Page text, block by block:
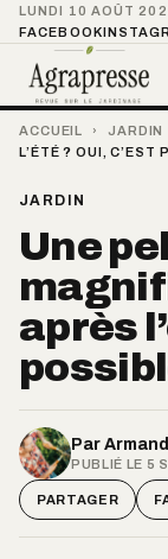
LUNDI 10 AOÛT
FACEBOOK
ACCUEIL › JARDIN
L’ÉTÉ ? OUI, C’EST
JARDIN
Une
après
Par Armand
PUBLIÉ LE 5
PARTAGER